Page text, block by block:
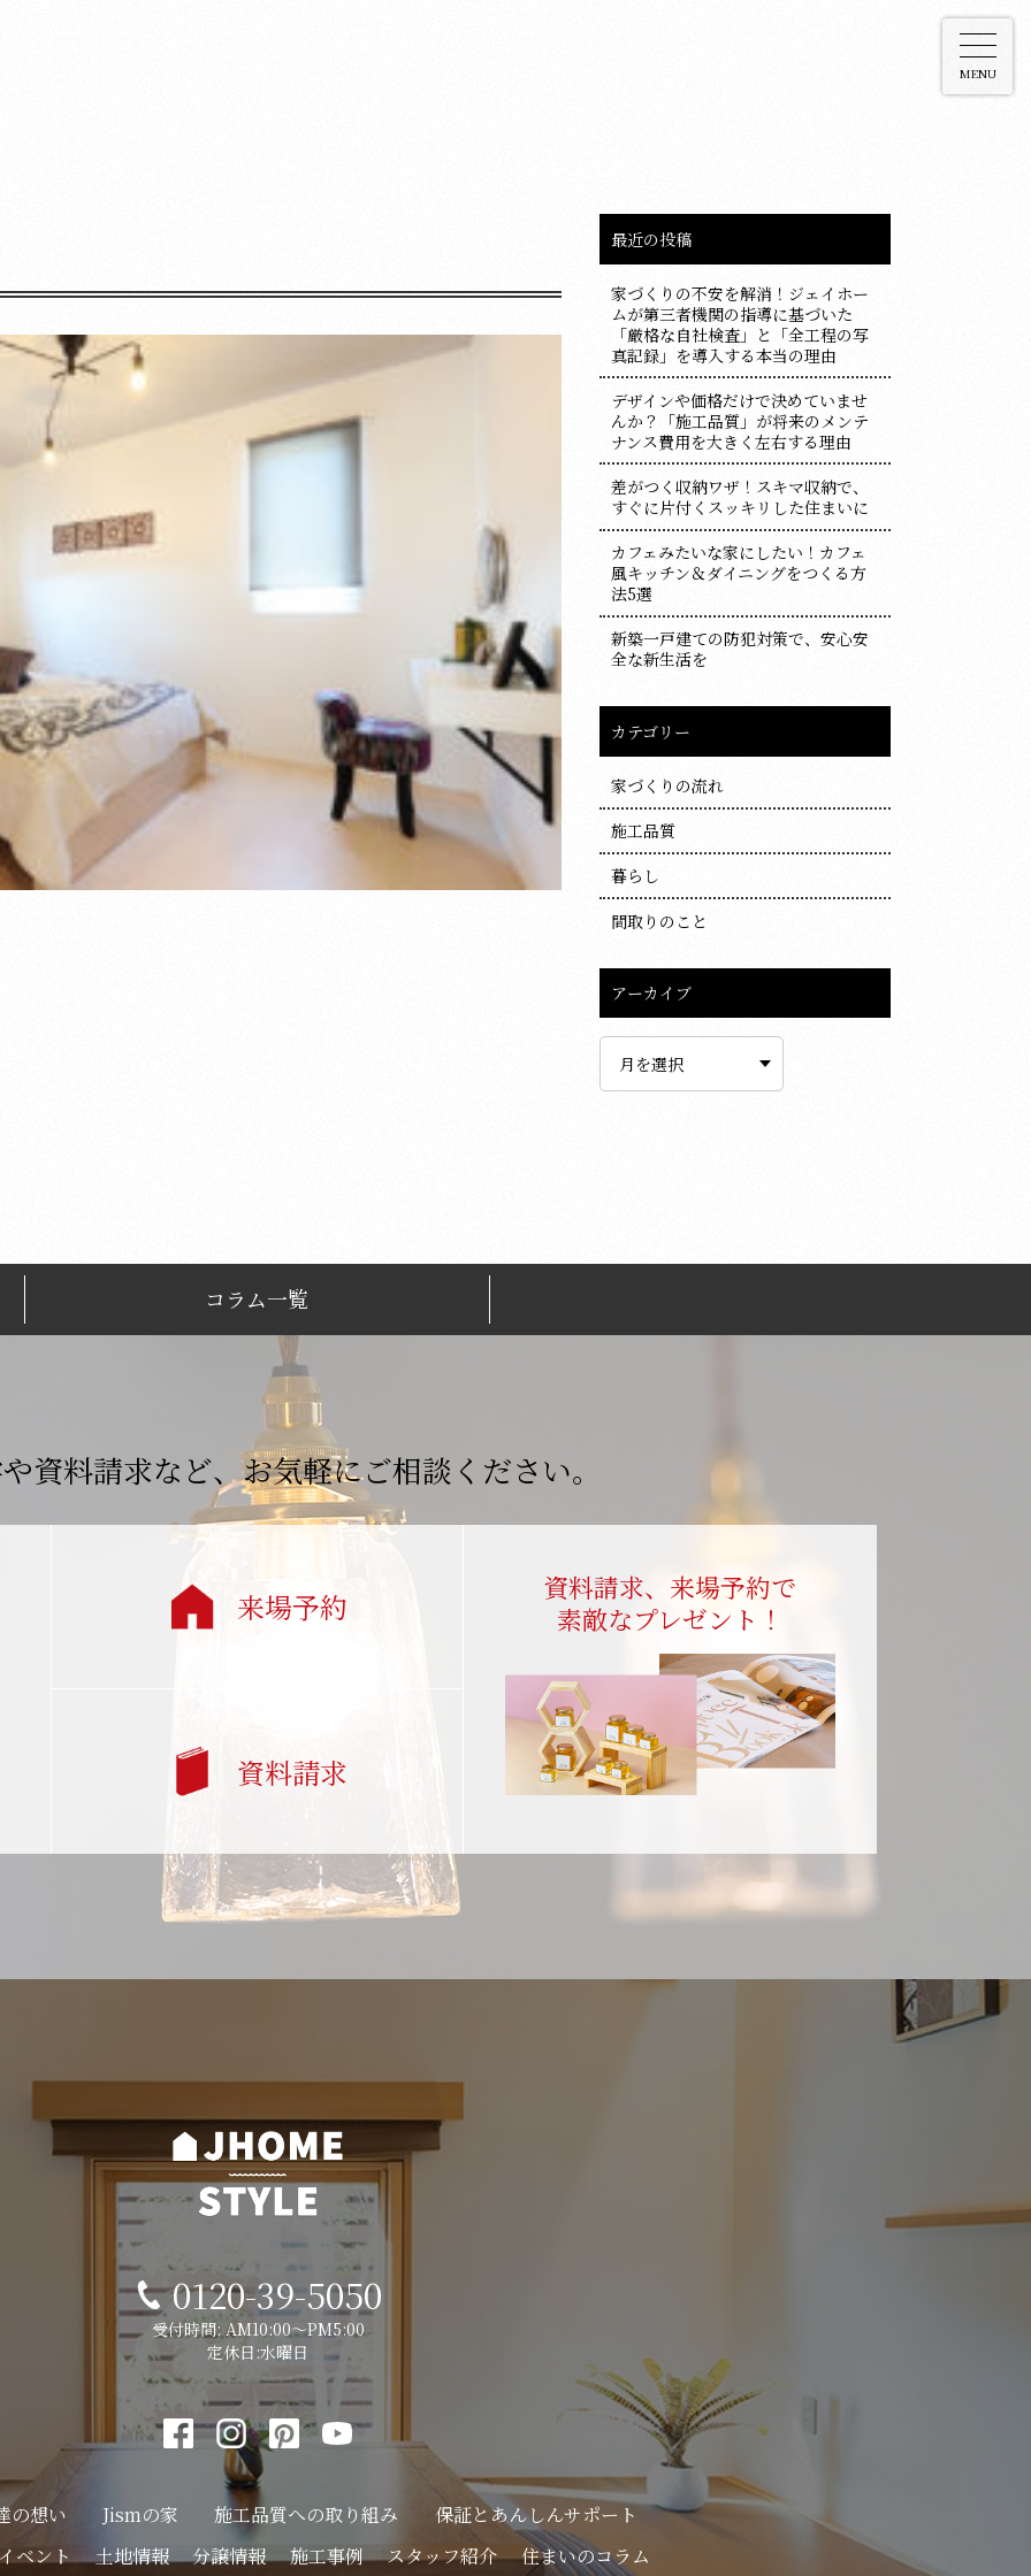
MENU
最近の投稿
家づくりの不安を解消！ジェイホー
ムが第三者機関の指導に基づいた
「厳格な自社検査」と「全工程の写
真記録」を導入する本当の理由
デザインや価格だけで決めていませ
んか？「施工品質」が将来のメンテ
ナンス費用を大きく左右する理由
差がつく収納ワザ！スキマ収納で、
すぐに片付くスッキリした住まいに
カフェみたいな家にしたい！カフェ
風キッチン＆ダイニングをつくる方
法5選
新築一戸建ての防犯対策で、安心安
全な新生活を
カテゴリー
家づくりの流れ
施工品質
暮らし
間取りのこと
アーカイブ
イ
コラム一覧
資料請求など、お気軽にご相談ください。
来場予約
資料請求
資料請求、来場予約で
素敵なプレゼント！
0120-39-5050
受付時間: AM10:00～PM5:00
定休日:水曜日
の想い Jismの家 施工品質への取り組み
保証とあんしんサポート
ベント
土地情報 分譲情報 施工事例 スタッフ紹介 住まいのコラム